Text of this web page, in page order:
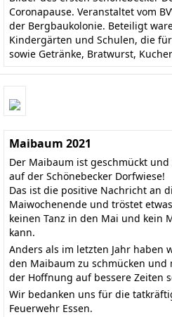
Coronapause. Veranstaltet vom
der Bergbaukolonie. Beteiligt
Kindergärten und Schulen, die
sowie Getränke, Bratwurst,
Maibaum 2021
Der Maibaum ist geschmückt
auf der Schönebecker Dorfwiese!
Das ist die positive Nachricht an
Maiwochenende und tröstet
keinen Tanz in den Mai und kein
kann.
Anders als im letzten Jahr haben
den Maibaum zu schmücken und
der Hoffnung auf bessere Zeiten
Wir bedanken uns für die
Feuerwehr Essen.